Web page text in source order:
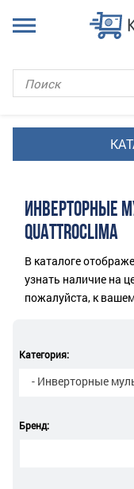
ИНВЕРТОРНЫЕ
QUATTROCLIMA
В каталоге
узнать наличие на
пожалуйста, к
Категория:
- Инверторные
Бренд: